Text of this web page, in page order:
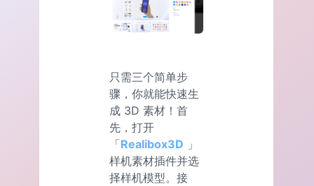
只需三个简单步
骤，你就能快速生
成 3D 素材！首
先，打开
「Realibox3D 」
样机素材插件并选
择样机模型。接